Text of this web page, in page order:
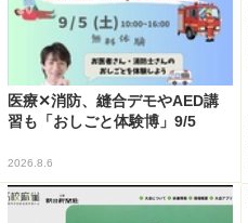
医療✕消防、縫合デモやAED講
習も「おしごと体験博」9/5
2026.8.6